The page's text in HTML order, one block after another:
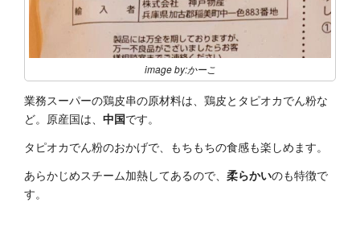
image by:かーこ
業務スーパーの鶏皮串の原材料は、鶏皮とタピオカでん粉な
ど。原産国は、 中国です。
タピオカでん粉のおかげで、もちもちの食感も楽しめます。
あらかじめスチーム加熱してあるので、 柔らかいのも特徴で
す。